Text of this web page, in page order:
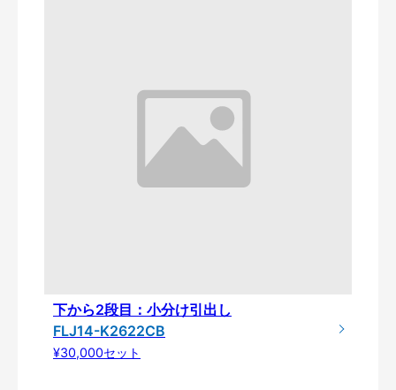
下から2段目：小分け引出し
FLJ14-K2622CB
¥30,000セット